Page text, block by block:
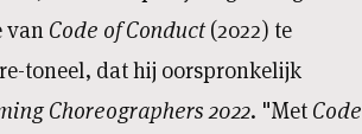
vanCode of Conduct(2022) te
toneel, dat hij oorspronkelijk
Choreographers 2022. "Met Code